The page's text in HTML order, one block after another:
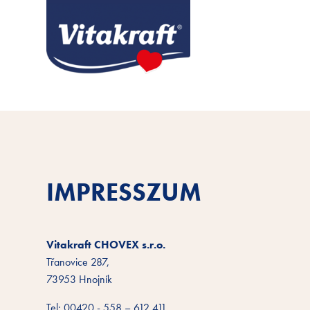
IMPRESSZUM
Vitakraft CHOVEX s.r.o.
Třanovice 287,
73953 Hnojník